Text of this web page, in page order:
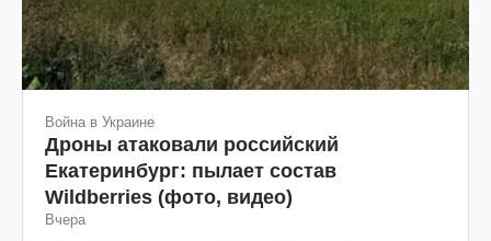
Екатеринбург: пылает состав
Wildberries (фото, видео)
Вчера